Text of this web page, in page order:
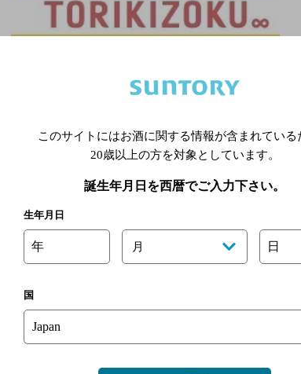
さいたま新都心駅(埼玉県)周辺500m,居酒屋,食
※店舗によりハイボー
このサイトにはお酒に関する情報が含まれている
20歳以上の方を対象としています。
誕生年月日を西暦でご入力下さい。
生年月日
年 月 日
国